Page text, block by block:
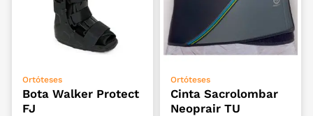
Ortóteses
Bota Walker Protect
FJ
Ortóteses
Cinta Sacrolombar
Neoprair TU